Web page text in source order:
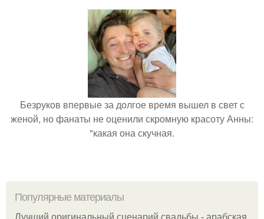
Безруков впервые за долгое время вышел в свет с
женой, но фанаты не оценили скромную красоту Анны:
"какая она скучная.
Популярные материалы
Лучший оригинальный сценарий свадьбы - арабская